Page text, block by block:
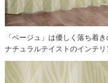
「ベージュ」は優しく落ち着
ナチュラルテイストのインテリ